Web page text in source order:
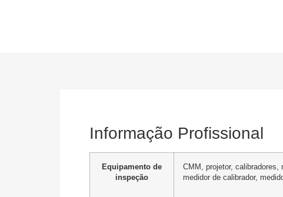
Informação Profissional
Equipamento de
inspeção
CMM, projetor, calibradores,
medidor de calibrador,